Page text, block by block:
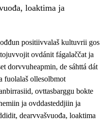
loaktima ja
positiivvalaš kultuvrii gos
ovdánit fágalaččat ja
dorvvuheapmin, de sáhttá dát
fuolalaš ollesolbmot
ovttasbarggu bokte
ja ovddasteddjiin ja
dearvvašvuođa, loaktima